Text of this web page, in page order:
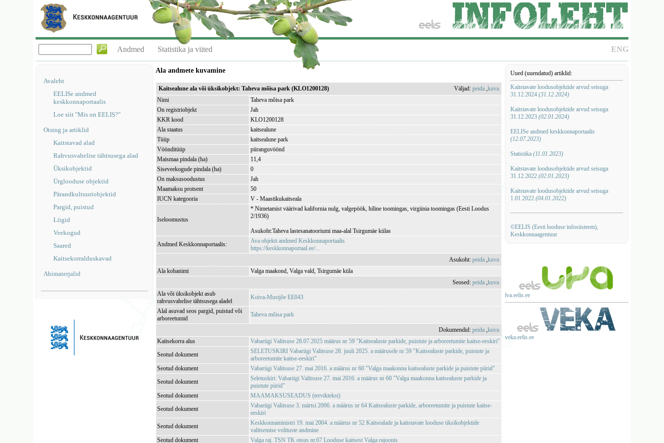
ENG
Andmed Statistika ja viited
Avaleht
EELISe andmed
keskkonnaportaalis
Loe siit "Mis on EELIS?"
Otsing ja artiklid
Kaitstavad alad
Rahvusvahelise tähtsusega alad
Üksikobjektid
Ürglooduse objektid
Pärandkultuuriobjektid
Pargid, puistud
Liigid
Veekogud
Saared
Kaitsekorralduskavad
Abimaterjalid
Uued (uuendatud) artiklid:
Kaitstavate loodusobjektide arvud seisuga
31.12.2024 (31.12.2024)
Kaitstavate loodusobjektide arvud seisuga
31.12.2023 (02.01.2024)
EELISe andmed keskkonnaportaalis
(12.07.2023)
Statistika (11.01.2023)
Kaitstavate loodusobjektide arvud seisuga
31.12.2022 (02.01.2023)
Kaitstavate loodusobjektide arvud seisuga
1.01.2022 (04.01.2022)
©EELIS (Eesti looduse infosüsteem),
Keskkonnaagentuur
lva.eelis.ee
veka.eelis.ee
Ala andmete kuvamine
Kaitsealune ala või üksikobjekt: Taheva mõisa park (KLO1200128) Väljad:peida ,kuva
Nimi
Taheva mõisa park
On registriobjekt
Jah
KKR kood
KLO1200128
Ala staatus
kaitsealune
Tüüp
kaitsealune park
Vöönditüüp
piiranguvöönd
Maismaa pindala (ha)
11,4
Siseveekogude pindala (ha)
0
On maksusoodustus
Jah
Maamaksu protsent
50
IUCN kategooria
V - Maastikukaitseala
Iseloomustus
* Nimetamist väärivad kalifornia nulg, valgepöök, hiline toomingas, virgiinia toomingas (Eesti Loodus
2/1936)
Asukoht:Taheva lastesanatooriumi maa-alal Tsirgumäe külas
Andmed Keskkonnaportaalis:
Ava objekti andmed Keskkonnaportaalis
https://keskkonnaportaal.ee/...
Asukoht:peida ,kuva
Ala kohanimi
Valga maakond, Valga vald, Tsirgumäe küla
Seosed:peida ,kuva
Ala või üksikobjekt asub
rahvusvahelise tähtsusega aladel
Koiva-Mustjõe EE043
Alal asuvad seos pargid, puistud või
arboreetumid
Taheva mõisa park
Dokumendid:peida ,kuva
Kaitsekorra alus
Vabariigi Valitsuse 28.07.2025 määrus nr 59 "Kaitsealuste parkide, puistute ja arboreetumite kaitse-eeskiri"
Seotud dokument
SELETUSKIRI Vabariigi Valitsuse 28. juuli 2025. a määrusele nr 59 "Kaitsealuste parkide, puistute ja
arboreetumite kaitse-eeskiri"
Seotud dokument
Vabariigi Valitsuse 27. mai 2016. a määrus nr 60 "Valga maakonna kaitsealuste parkide ja puistute piirid"
Seotud dokument
Seletuskiri: Vabariigi Valitsuse 27. mai 2016. a määrus nr 60 "Valga maakonna kaitsealuste parkide ja
puistute piirid"
Seotud dokument
MAAMAKSUSEADUS (terviktekst)
Seotud dokument
Vabariigi Valitsuse 3. märtsi 2006. a määrus nr 64 Kaitsealuste parkide, arboreetumite ja puistute kaitse-
eeskiri
Seotud dokument
Keskkonnaministri 19. mai 2004. a määrus nr 52 Kaitsealade ja kaitstavate looduse üksikobjektide
valitsemise volituste andmine
Seotud dokument
Valga raj. TSN TK otsus nr.67 Looduse kaitsest Valga rajoonis